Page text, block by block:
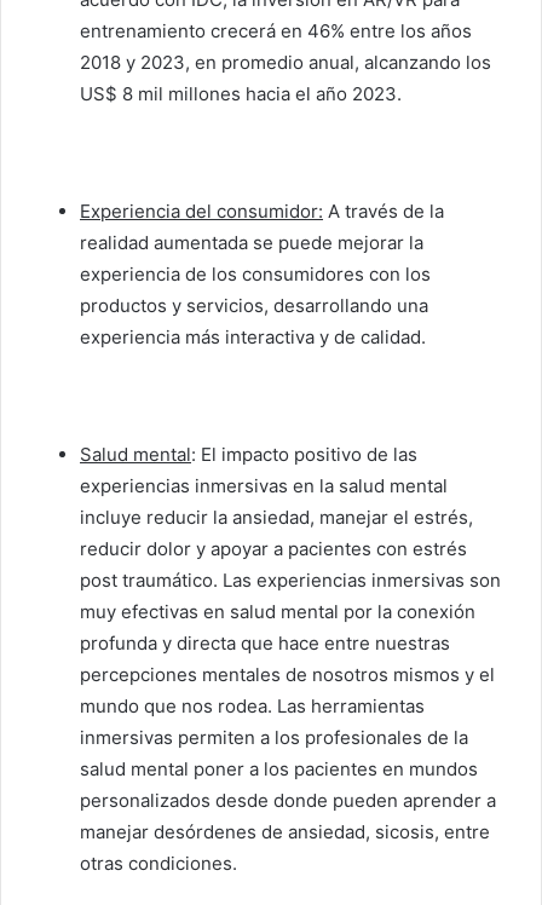
entrenamiento crecerá en 46% entre los años
2018 y 2023, en promedio anual, alcanzando los
US$ 8 mil millones hacia el año 2023.
Experiencia del consumidor: A través de la
realidad aumentada se puede mejorar la
experiencia de los consumidores con los
productos y servicios, desarrollando una
experiencia más interactiva y de calidad.
Salud mental: El impacto positivo de las
experiencias inmersivas en la salud mental
incluye reducir la ansiedad, manejar el estrés,
reducir dolor y apoyar a pacientes con estrés
post traumático. Las experiencias inmersivas son
muy efectivas en salud mental por la conexión
profunda y directa que hace entre nuestras
percepciones mentales de nosotros mismos y el
mundo que nos rodea. Las herramientas
inmersivas permiten a los profesionales de la
salud mental poner a los pacientes en mundos
personalizados desde donde pueden aprender a
manejar desórdenes de ansiedad, sicosis, entre
otras condiciones.